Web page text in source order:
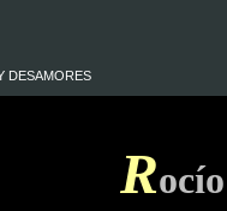
DESAMORES
Rocío